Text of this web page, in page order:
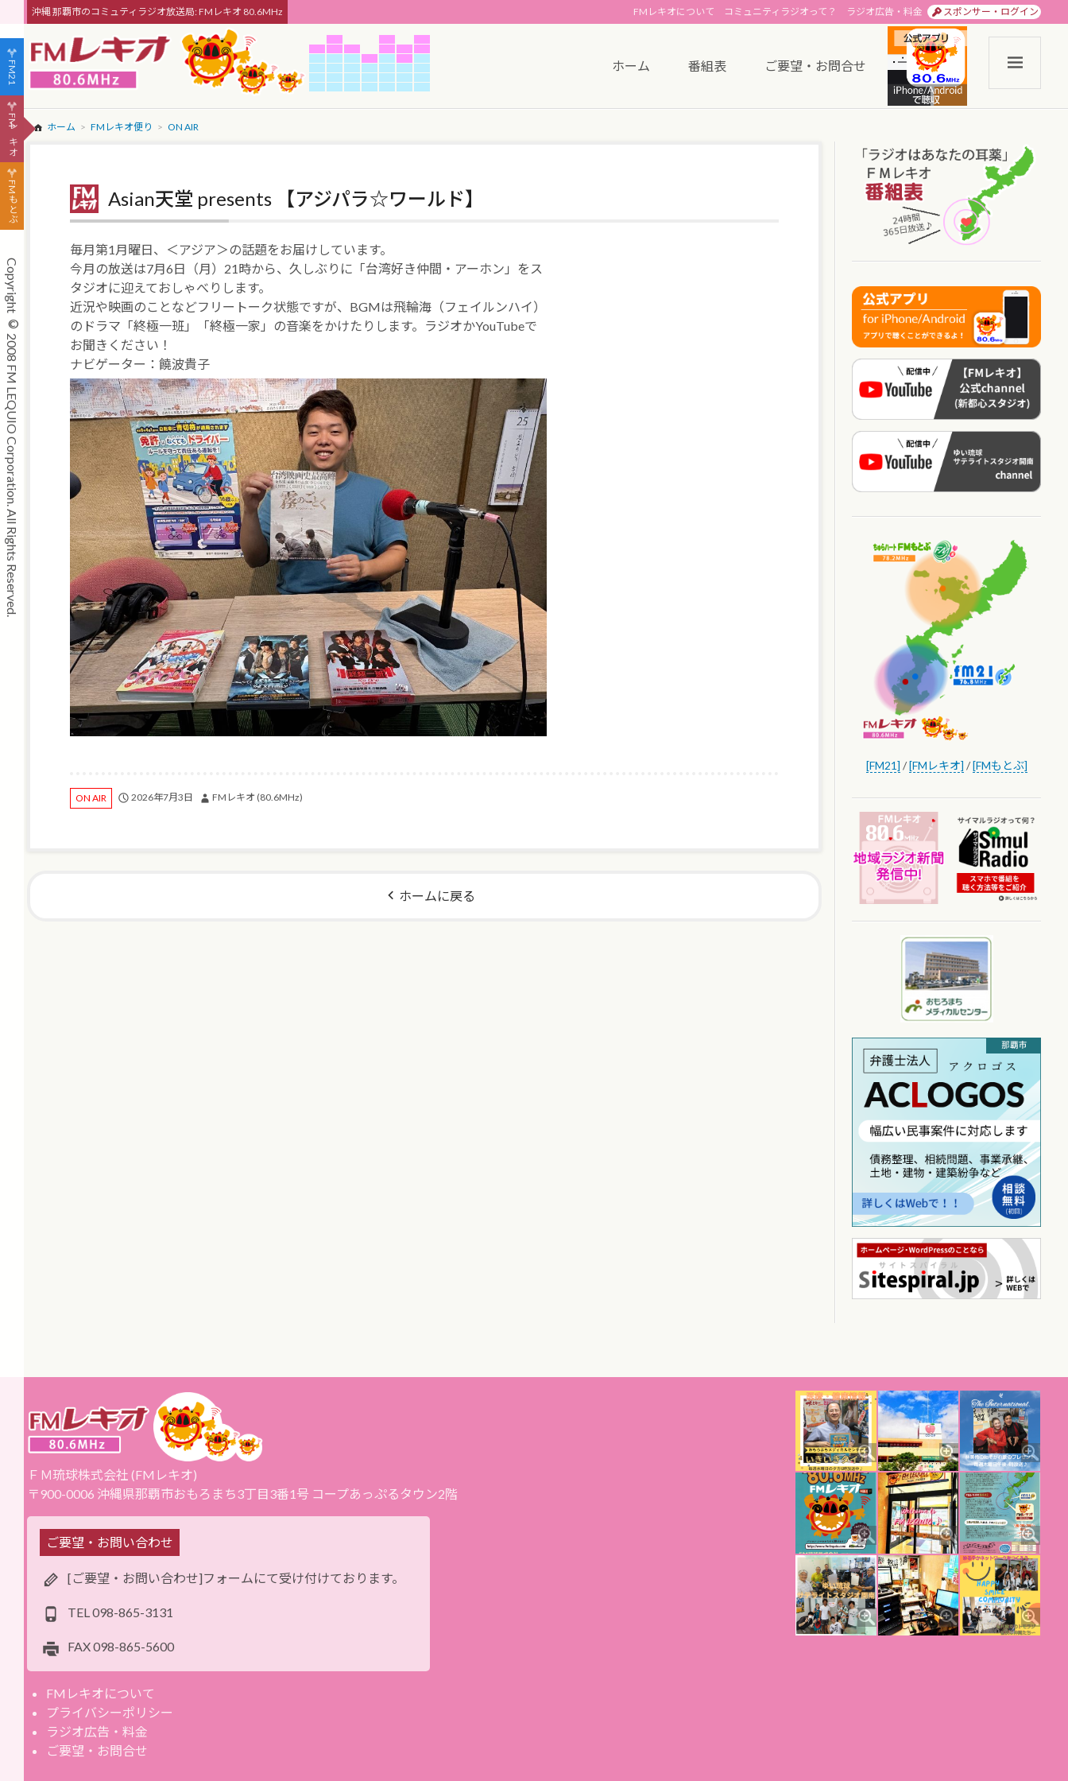
沖縄 那覇市のコミュティラジオ放送局: FMレキオ 80.6MHz スポンサー・ログイン
ラジオ広告・料金
コミュニティラジオって？
FMレキオについて
ホーム 番組表 ご要望・お問合せ
ホーム FMレキオ便り ON AIR
Asian天堂 presents 【アジパラ☆ワールド】
毎月第1月曜日、＜アジア＞の話題をお届けしています。
今月の放送は7月6日（月）21時から、久しぶりに「台湾好き仲間・アーホン」をス
タジオに迎えておしゃべりします。
近況や映画のことなどフリートーク状態ですが、BGMは飛輪海（フェイルンハイ）
のドラマ「終極一班」「終極一家」の音楽をかけたりします。ラジオかYouTubeで
お聞きください！
ナビゲーター：饒波貴子
ON AIR 2026年7月3日 FMレキオ (80.6MHz)
ホームに戻る
[FM21] /[FMレキオ] /[FMもとぶ]
ＦＭ琉球株式会社 (FMレキオ)
〒900-0006 沖縄県那覇市おもろまち3丁目3番1号 コープあっぷるタウン2階
ご要望・お問い合わせ
[ご要望・お問い合わせ]フォームにて受け付けております。
TEL 098-865-3131
FAX098-865-5600
FMレキオについて
プライバシーポリシー
ラジオ広告・料金
ご要望・お問合せ
FM21
FMレキオ
FMもとぶ
Copyright © 2008 FM LEQUIO Corporation. All Rights Reserved.